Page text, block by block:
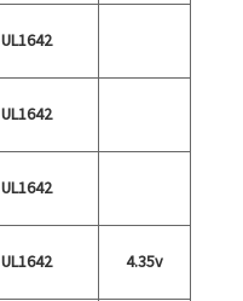
UL1642
UL1642
UL1642
UL1642 4.35v